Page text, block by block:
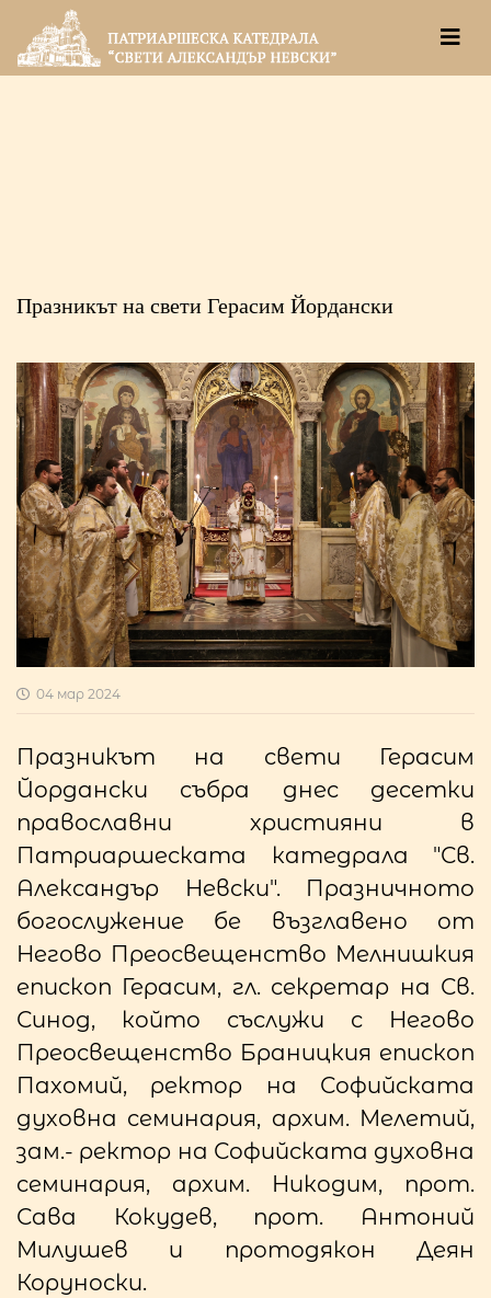
Празникът на свети Герасим Йордански
04 мар 2024
Празникът на свети Герасим
Йордански събра днес десетки
православни християни в
Патриаршеската катедрала "Св.
Александър Невски". Празничното
богослужение бе възглавено от
Негово Преосвещенство Мелнишкия
епископ Герасим, гл. секретар на Св.
Синод, който съслужи с Негово
Преосвещенство Браницкия епископ
Пахомий, ректор на Софийската
духовна семинария, архим. Мелетий,
зам.- ректор на Софийската духовна
семинария, архим. Никодим, прот.
Сава Кокудев, прот. Антоний
Милушев и протодякон Деян
Коруноски.